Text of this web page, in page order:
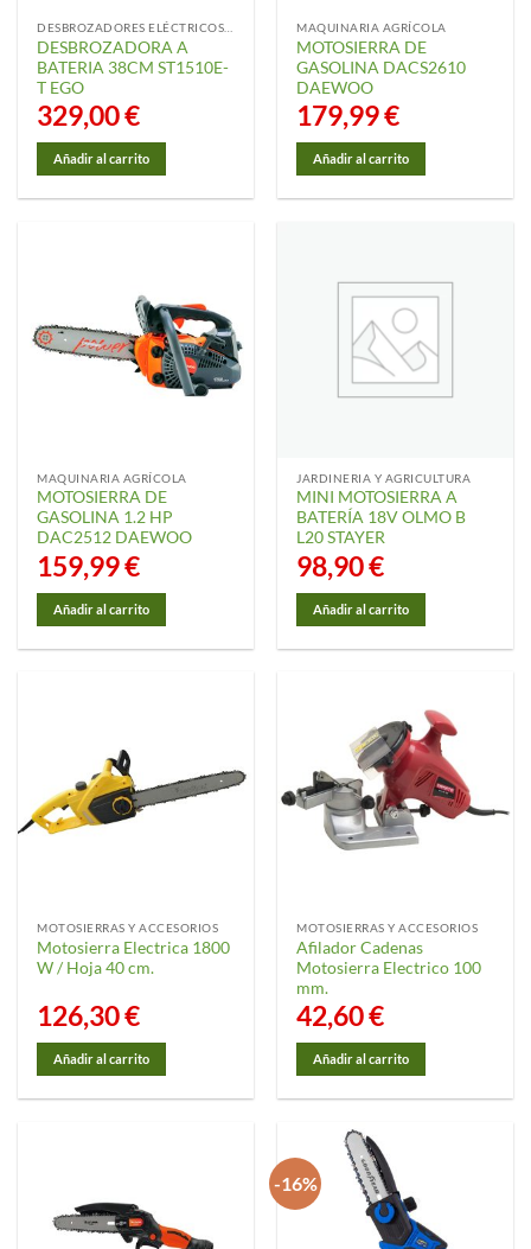
DESBROZADORA A
BATERIA 38CM ST1510E-
T EGO
329,00€
Añadir al carrito
MAQUINARIA AGRÍCOLA
MOTOSIERRA DE
GASOLINA DACS2610
DAEWOO
179,99€
Añadir al carrito
MAQUINARIA AGRÍCOLA
MOTOSIERRA DE
GASOLINA 1.2 HP
DAC2512 DAEWOO
159,99€
Añadir al carrito
JARDINERIA Y AGRICULTURA
MINI MOTOSIERRA A
BATERÍA 18V OLMO B
L20 STAYER
98,90€
Añadir al carrito
MOTOSIERRAS Y ACCESORIOS
Motosierra Electrica 1800
W / Hoja 40 cm.
126,30€
Añadir al carrito
MOTOSIERRAS Y ACCESORIOS
Afilador Cadenas
Motosierra Electrico 100
mm.
42,60€
Añadir al carrito
-16%